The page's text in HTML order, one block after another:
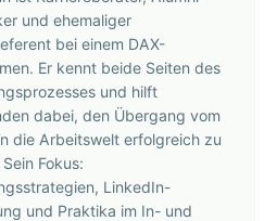
und ehemaliger
bei einem DAX-
Er kennt beide Seiten des
und hilft
dabei, den Übergang vom
die Arbeitswelt erfolgreich zu
Fokus:
LinkedIn-
und Praktika im In- und